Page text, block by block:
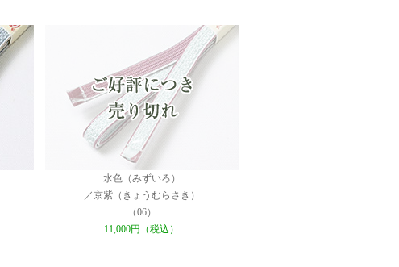
水色（みずいろ）
／京紫（きょうむらさき）
（06）
11,000円（税込）